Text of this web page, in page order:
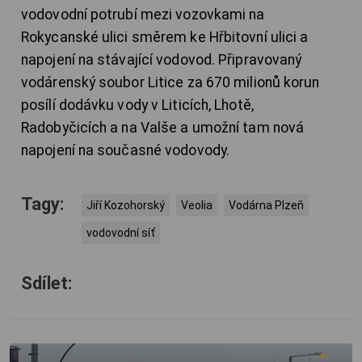
vodovodní potrubí mezi vozovkami na
Rokycanské ulici směrem ke Hřbitovní ulici a
napojení na stávající vodovod. Připravovaný
vodárenský soubor Litice za 670 milionů korun
posílí dodávku vody v Liticích, Lhotě,
Radobyčicích a na Valše a umožní tam nová
napojení na současné vodovody.
Tagy: Jiří Kozohorský Veolia Vodárna Plzeň
vodovodní síť
Sdílet: